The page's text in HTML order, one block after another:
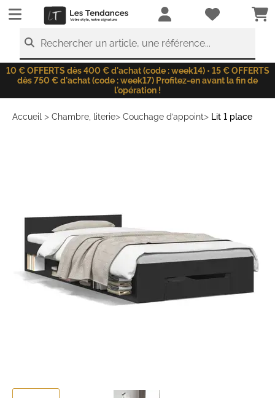
LesTendances.fr
Rechercher un article, une référence...
10 € OFFERTS dès 400 € d'achat (code : week14) • 15 € OFFERTS
dès 750 € d'achat (code : week17) Profitez-en avant la fin de
l'opération !
Accueil > Chambre, literie> Couchage d’appoint> Lit 1 place